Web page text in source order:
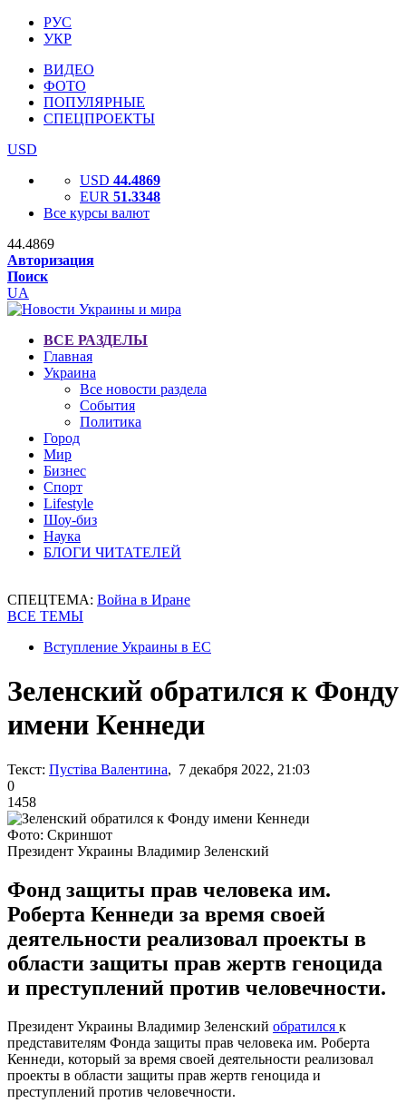
РУС
УКР
ВИДЕО
ФОТО
ПОПУЛЯРНЫЕ
СПЕЦПРОЕКТЫ
USD
USD 44.4869
EUR 51.3348
Все курсы валют
44.4869
Авторизация
Поиск
UA
ВСЕ РАЗДЕЛЫ
Главная
Украина
Все новости раздела
События
Политика
Город
Мир
Бизнес
Спорт
Lifestyle
Шоу-биз
Наука
БЛОГИ ЧИТАТЕЛЕЙ
СПЕЦТЕМА: Война в Иране
ВСЕ ТЕМЫ
Вступление Украины в ЕС
Зеленский обратился к Фонду
имени Кеннеди
Текст: Пустіва Валентина, 7 декабря 2022, 21:03
0
1458
Фото: Скриншот
Президент Украины Владимир Зеленский
Фонд защиты прав человека им.
Роберта Кеннеди за время своей
деятельности реализовал проекты в
области защиты прав жертв геноцида
и преступлений против человечности.
Президент Украины Владимир Зеленский обратился к
представителям Фонда защиты прав человека им. Роберта
Кеннеди, который за время своей деятельности реализовал
проекты в области защиты прав жертв геноцида и
преступлений против человечности.